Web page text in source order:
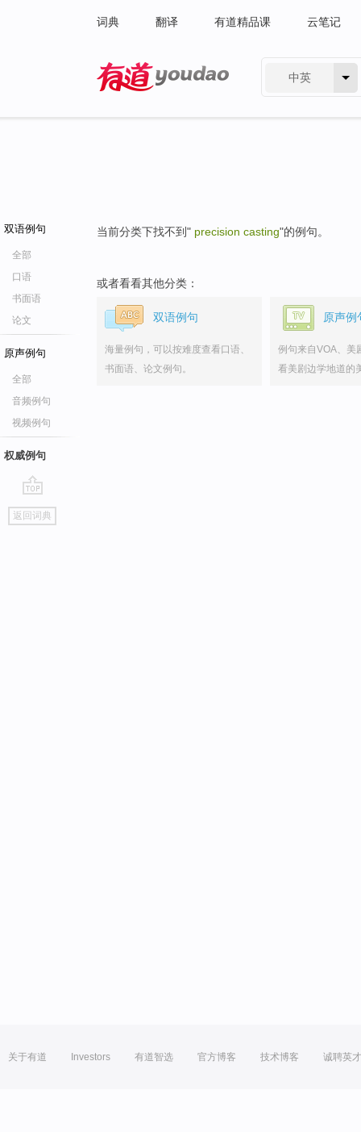
词典 翻译 有道精品课 云笔记
中英
双语例句
全部
口语
书面语
论文
原声例句
全部
音频例句
视频例句
权威例句
go
top
返回词典
当前分类下找不到" precision casting"的例句。
或者看看其他分类：
双语例句
海量例句，可以按难度查看口语、
书面语、论文例句。
原声例
例句来自VOA、美
看美剧边学地道的
关于有道 Investors 有道智选 官方博客 技术博客 诚聘英才